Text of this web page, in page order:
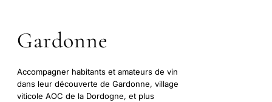
Gardonne
Accompagner habitants et amateurs de vin
dans leur découverte de Gardonne, village
viticole AOC de la Dordogne, et plus